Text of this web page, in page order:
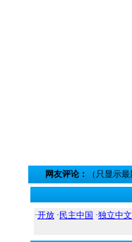
网友评论： （只显示
·开放 · 民主中国 ·独立中